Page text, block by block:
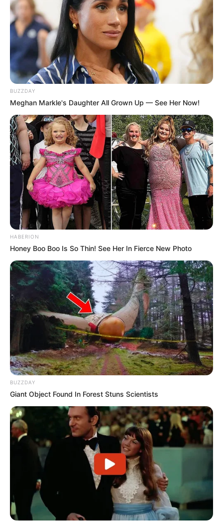
BUZZDAY
Meghan Markle's Daughter All Grown Up — See Her Now!
HABERION
Honey Boo Boo Is So Thin! See Her In Fierce New Photo
BUZZDAY
Giant Object Found In Forest Stuns Scientists